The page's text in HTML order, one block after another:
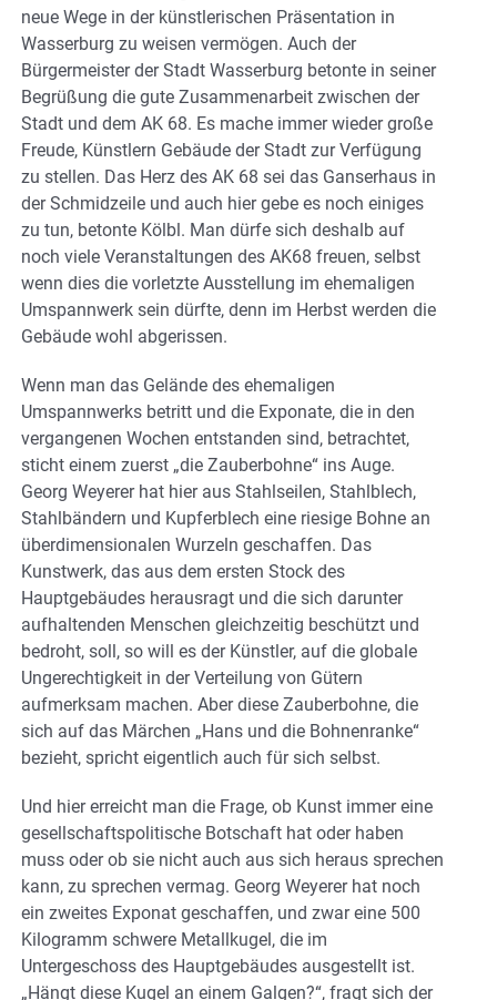
neue Wege in der künstlerischen Präsentation in
Wasserburg zu weisen vermögen. Auch der
Bürgermeister der Stadt Wasserburg betonte in seiner
Begrüßung die gute Zusammenarbeit zwischen der
Stadt und dem AK 68. Es mache immer wieder große
Freude, Künstlern Gebäude der Stadt zur Verfügung
zu stellen. Das Herz des AK 68 sei das Ganserhaus in
der Schmidzeile und auch hier gebe es noch einiges
zu tun, betonte Kölbl. Man dürfe sich deshalb auf
noch viele Veranstaltungen des AK68 freuen, selbst
wenn dies die vorletzte Ausstellung im ehemaligen
Umspannwerk sein dürfte, denn im Herbst werden die
Gebäude wohl abgerissen.
Wenn man das Gelände des ehemaligen
Umspannwerks betritt und die Exponate, die in den
vergangenen Wochen entstanden sind, betrachtet,
sticht einem zuerst „die Zauberbohne“ ins Auge.
Georg Weyerer hat hier aus Stahlseilen, Stahlblech,
Stahlbändern und Kupferblech eine riesige Bohne an
überdimensionalen Wurzeln geschaffen. Das
Kunstwerk, das aus dem ersten Stock des
Hauptgebäudes herausragt und die sich darunter
aufhaltenden Menschen gleichzeitig beschützt und
bedroht, soll, so will es der Künstler, auf die globale
Ungerechtigkeit in der Verteilung von Gütern
aufmerksam machen. Aber diese Zauberbohne, die
sich auf das Märchen „Hans und die Bohnenranke“
bezieht, spricht eigentlich auch für sich selbst.
Und hier erreicht man die Frage, ob Kunst immer eine
gesellschaftspolitische Botschaft hat oder haben
muss oder ob sie nicht auch aus sich heraus sprechen
kann, zu sprechen vermag. Georg Weyerer hat noch
ein zweites Exponat geschaffen, und zwar eine 500
Kilogramm schwere Metallkugel, die im
Untergeschoss des Hauptgebäudes ausgestellt ist.
„Hängt diese Kugel an einem Galgen?“, fragt sich der